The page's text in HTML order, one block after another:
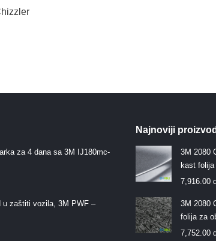
za 4 dana sa 3M IJ180mc-
u zaštiti vozila, 3M PWF –
Najnoviji
3M 2080
kast
7,916.00
3M 2080
folija za
7,752.00